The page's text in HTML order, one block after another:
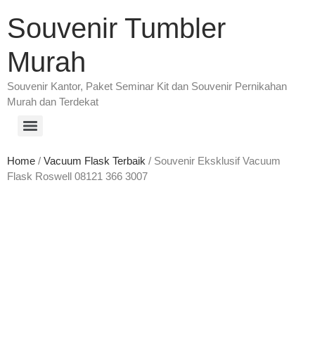
Souvenir Tumbler
Murah
Souvenir Kantor, Paket Seminar Kit dan Souvenir Pernikahan
Murah dan Terdekat
Home / Vacuum Flask Terbaik / Souvenir Eksklusif Vacuum
Flask Roswell 08121 366 3007